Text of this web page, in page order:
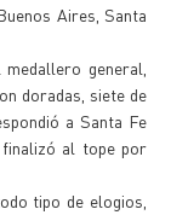
Aires, Santa
general,
doradas, siete de
a Santa Fe
al tope por
tipo de elogios,